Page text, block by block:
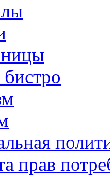
прав